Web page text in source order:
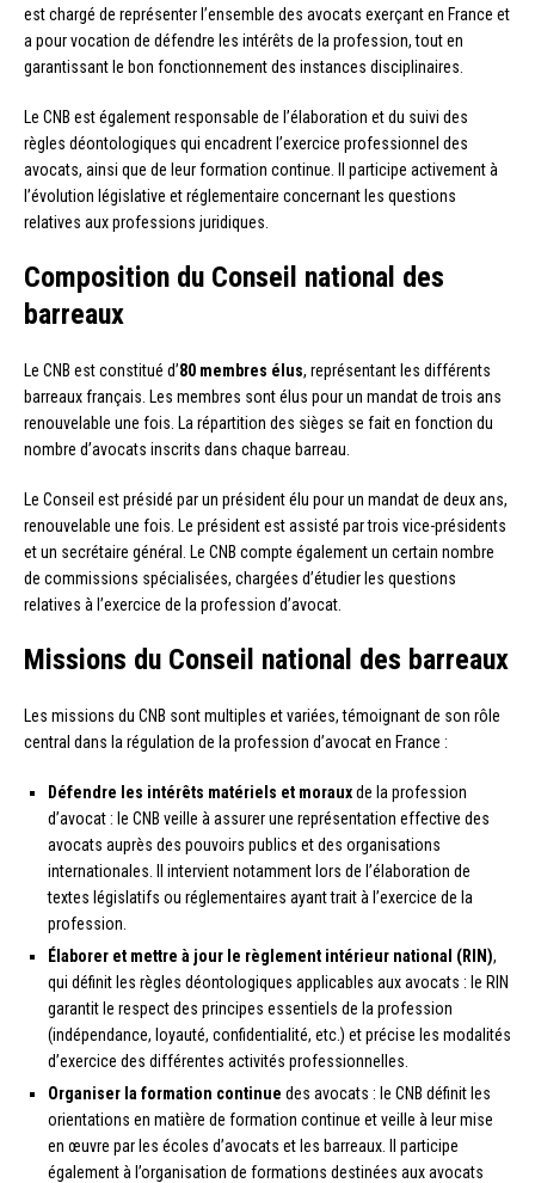
est chargé de représenter l’ensemble des avocats exerçant en France et
a pour vocation de défendre les intérêts de la profession, tout en
garantissant le bon fonctionnement des instances disciplinaires.
Le CNB est également responsable de l’élaboration et du suivi des
règles déontologiques qui encadrent l’exercice professionnel des
avocats, ainsi que de leur formation continue. Il participe activement à
l’évolution législative et réglementaire concernant les questions
relatives aux professions juridiques.
Composition du Conseil national des
barreaux
Le CNB est constitué d’80 membres élus, représentant les différents
barreaux français. Les membres sont élus pour un mandat de trois ans
renouvelable une fois. La répartition des sièges se fait en fonction du
nombre d’avocats inscrits dans chaque barreau.
Le Conseil est présidé par un président élu pour un mandat de deux ans,
renouvelable une fois. Le président est assisté par trois vice-présidents
et un secrétaire général. Le CNB compte également un certain nombre
de commissions spécialisées, chargées d’étudier les questions
relatives à l’exercice de la profession d’avocat.
Missions du Conseil national des barreaux
Les missions du CNB sont multiples et variées, témoignant de son rôle
central dans la régulation de la profession d’avocat en France :
Défendre les intérêts matériels et morauxde la profession
d’avocat : le CNB veille à assurer une représentation effective des
avocats auprès des pouvoirs publics et des organisations
internationales. Il intervient notamment lors de l’élaboration de
textes législatifs ou réglementaires ayant trait à l’exercice de la
profession.
Élaborer et mettre à jour le règlement intérieur national (RIN),
qui définit les règles déontologiques applicables aux avocats : le RIN
garantit le respect des principes essentiels de la profession
(indépendance, loyauté, confidentialité, etc.) et précise les modalités
d’exercice des différentes activités professionnelles.
Organiser la formation continue des avocats : le CNB définit les
orientations en matière de formation continue et veille à leur mise
en œuvre par les écoles d’avocats et les barreaux. Il participe
également à l’organisation de formations destinées aux avocats